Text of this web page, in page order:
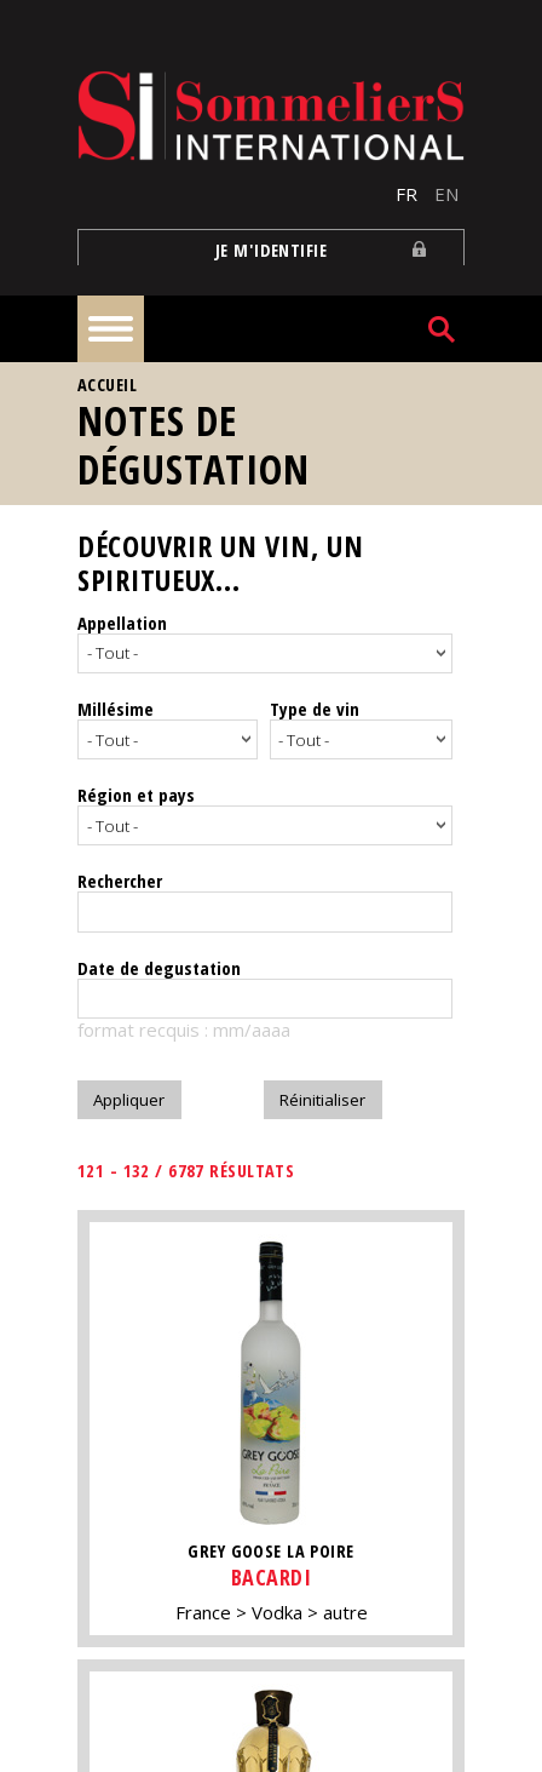
FR EN
JE M'IDENTIFIE
À
la
une
Reportages
Nos
Spiritueux
Notes
dégustation
Le
magazine
Télécharger
VOUS ÊTES ICI
ACCUEIL
NOTES DE
DÉGUSTATION
DÉCOUVRIR UN VIN, UN
SPIRITUEUX...
Appellation
Millésime Type de vin
Région et pays
Rechercher
Date de degustation
format recquis : mm/aaaa
121 - 132 / 6787 RÉSULTATS
GREY GOOSE LA POIRE
BACARDI
France Vodka autre